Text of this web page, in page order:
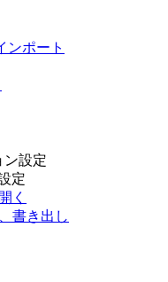
ンポート
ン設定
定
く
書き出し